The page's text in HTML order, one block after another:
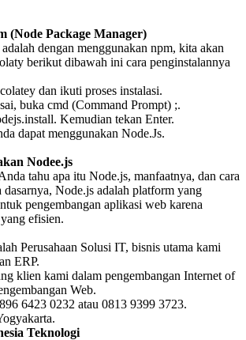
(Node Package Manager)
dengan menggunakan npm, kita akan
berikut dibawah ini cara penginstalannya
dan ikuti proses instalasi.
buka cmd (Command Prompt) ;.
Kemudian tekan Enter.
dapat menggunakan Node.Js.
Nodee.js
tahu apa itu Node.js, manfaatnya, dan cara
dasarnya, Node.js adalah platform yang
pengembangan aplikasi web karena
efisien.
Perusahaan Solusi IT, bisnis utama kami
ERP.
klien kami dalam pengembangan Internet of
Web.
6423 0232 atau 0813 9399 3723.
Teknologi